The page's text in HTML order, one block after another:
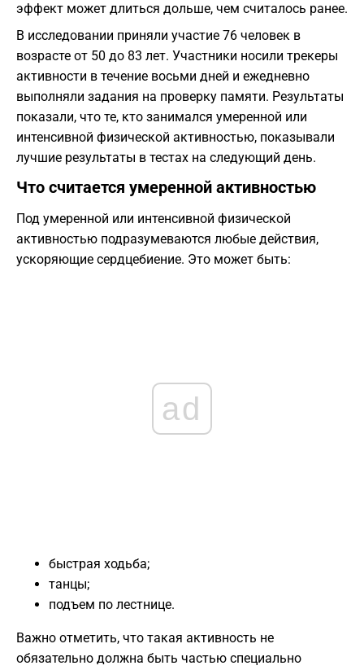
эффект может длиться дольше, чем считалось ранее.
В исследовании приняли участие 76 человек в
возрасте от 50 до 83 лет. Участники носили трекеры
активности в течение восьми дней и ежедневно
выполняли задания на проверку памяти. Результаты
показали, что те, кто занимался умеренной или
интенсивной физической активностью, показывали
лучшие результаты в тестах на следующий день.
Что считается умеренной активностью
Под умеренной или интенсивной физической
активностью подразумеваются любые действия,
ускоряющие сердцебиение. Это может быть:
ad
быстрая ходьба;
танцы;
подъем по лестнице.
Важно отметить, что такая активность не
обязательно должна быть частью специально